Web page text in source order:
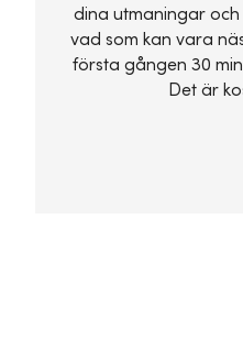
dina utmaningar
vad som kan vara
första gången 30
Det är